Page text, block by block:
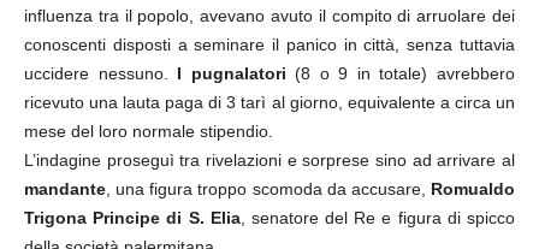
influenza tra il popolo, avevano avuto il compito di arruolare dei
conoscenti disposti a seminare il panico in città, senza tuttavia
uccidere nessuno. I pugnalatori (8 o 9 in totale) avrebbero
ricevuto una lauta paga di 3 tarì al giorno, equivalente a circa un
mese del loro normale stipendio.
L’indagine proseguì tra rivelazioni e sorprese sino ad arrivare al
mandante , una figura troppo scomoda da accusare, Romualdo
Trigona Principe di S. Elia, senatore del Re e figura di spicco